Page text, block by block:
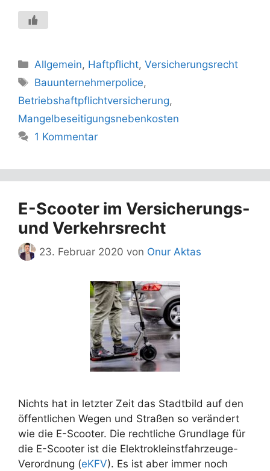
Kategorien
Allgemein, Haftpflicht,Versicherungsrecht
Schlagwörter
Bauunternehmerpolice,
Betriebshaftpflichtversicherung,
Mangelbeseitigungsnebenkosten
1 Kommentar
E-Scooter im Versicherungs-
und Verkehrsrecht
23. Februar 2020 von Onur Aktas
Nichts hat in letzter Zeit das Stadtbild auf den
öffentlichen Wegen und Straßen so verändert
wie die E-Scooter. Die rechtliche Grundlage für
die E-Scooter ist die Elektrokleinstfahrzeuge-
Verordnung (eKFV). Es ist aber immer noch